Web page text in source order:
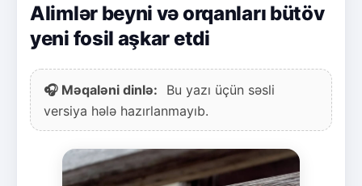
Alimlər beyni və orqanları bütöv
yeni fosil aşkar etdi
🎧 Məqaləni dinlə:
Bu yazı üçün səsli
versiya hələ hazırlanmayıb.